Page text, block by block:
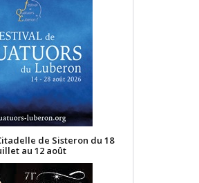
de Sisteron du 18
au 12 août